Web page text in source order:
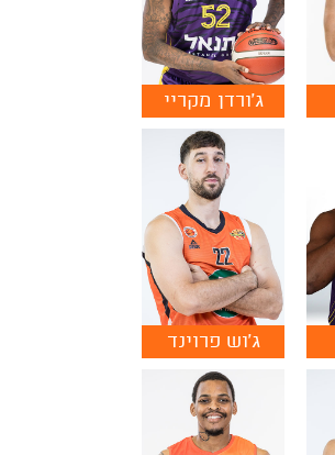
ג'ורדן מקריי
ג'וש פרוינד